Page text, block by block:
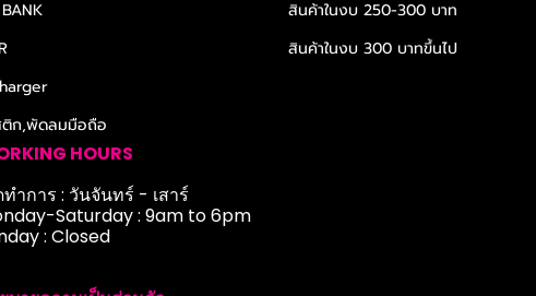
ก,พัดลมมือถือ
สินค้าในงบ 250-300 บาท
สินค้าในงบ 300 บาทขึ้นไป
HOURS
ทำการ : วันจันทร์ - เสาร์
Saturday : 9am to 6pm
: Closed